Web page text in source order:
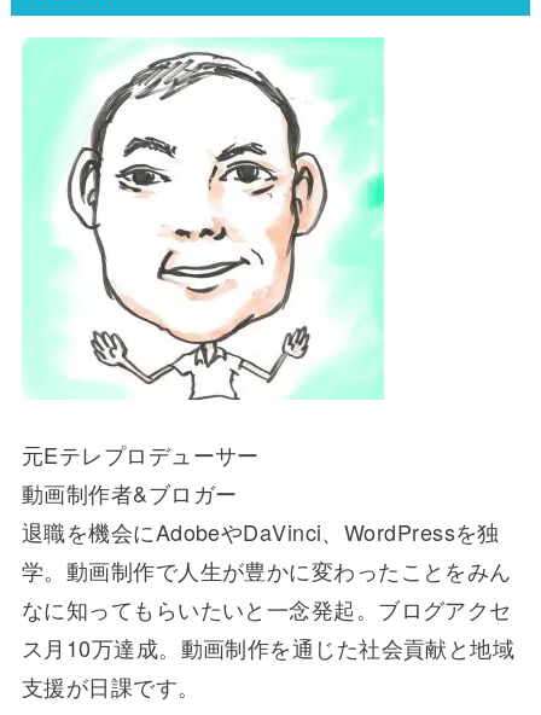
元Eテレプロデューサー
動画制作者&ブロガー
退職を機会にAdobeやDaVinci、WordPressを独
学。動画制作で人生が豊かに変わったことをみん
なに知ってもらいたいと一念発起。ブログアクセ
ス月10万達成。動画制作を通じた社会貢献と地域
支援が日課です。